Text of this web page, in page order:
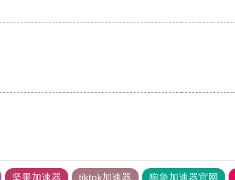
坚果加速器 tiktok加速器 狗急加速器官网